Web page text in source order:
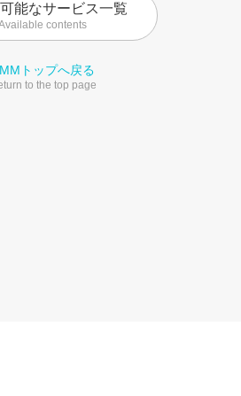
能なサービス一覧
contents
トップへ戻る
to the top page